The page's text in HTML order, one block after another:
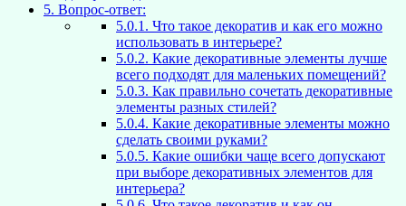
5. Вопрос-ответ:
5.0.1. Что такое декоратив и как его можно
использовать в интерьере?
5.0.2. Какие декоративные элементы лучше
всего подходят для маленьких помещений?
5.0.3. Как правильно сочетать декоративные
элементы разных стилей?
5.0.4. Какие декоративные элементы можно
сделать своими руками?
5.0.5. Какие ошибки чаще всего допускают
при выборе декоративных элементов для
интерьера?